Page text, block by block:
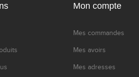
Mon compte
Mes commandes
Mes avoirs
Mes adresses